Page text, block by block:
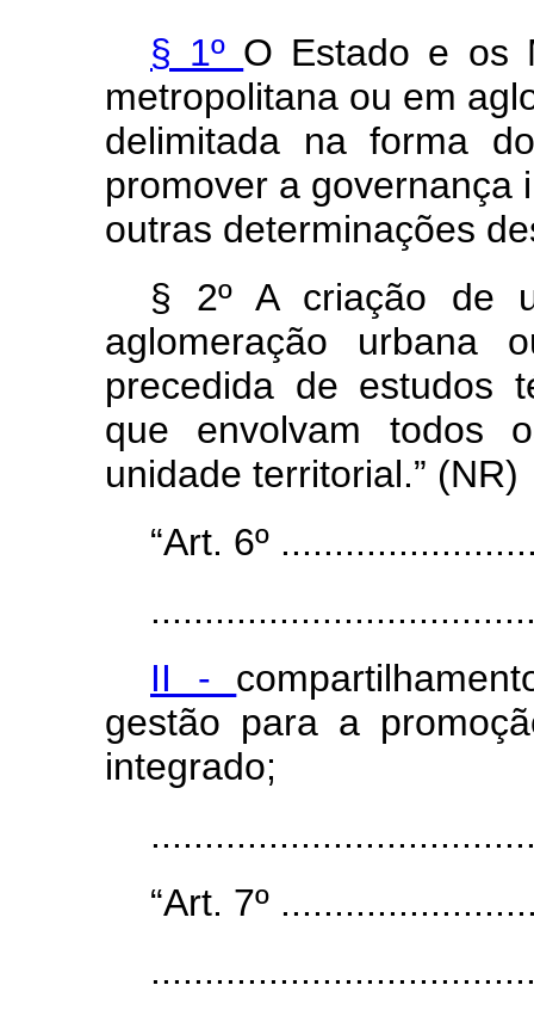
§ 1º O Estado e os
metropolitana ou em
delimitada na forma
promover a governança
outras determinações
§ 2º A criação de
aglomeração urbana
precedida de estudos
que envolvam todos
unidade territorial.” (NR)
“Art. 6º
II -
gestão para a
integrado;
“Art. 7º